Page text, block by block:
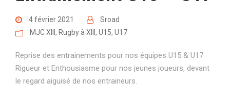
4 février 2021
Sroad
MJC XIII, Rugby à XIII, U15, U17
Reprise des entrainements pour nos équipes U15 & U17
Rigueur et Enthousiasme pour nos jeunes joueurs, devant
le regard aiguisé de nos entraineurs.